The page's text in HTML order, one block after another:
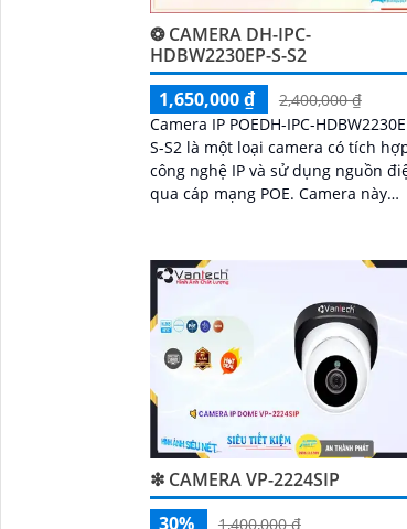
❂ CAMERA DH-IPC-
HDBW2230EP-S-S2
1,650,000 ₫
2,400,000 ₫
Camera IP POEDH-IPC-
S-S2 là một loại camera có tích
công nghệ IP và sử dụng nguồn
qua cáp mạng POE. Camera này
về các sản phẩm camera an ninh
❇ CAMERA VP-2224SIP
30%
1,400,000 ₫